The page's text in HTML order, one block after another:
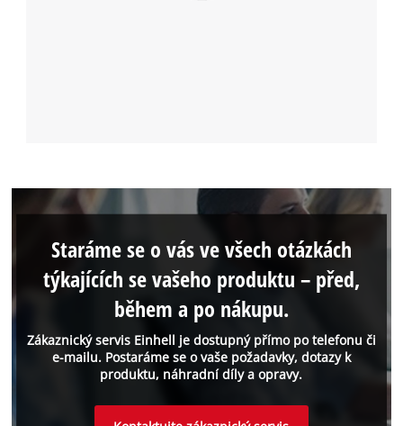
Zákaznický servis Einhell je dostupný přímo po telefonu či
e-mailu. Postaráme se o vaše požadavky, dotazy k
produktu, náhradní díly a opravy.
Staráme se o vás ve všech otázkách
týkajících se vašeho produktu – před,
během a po nákupu.